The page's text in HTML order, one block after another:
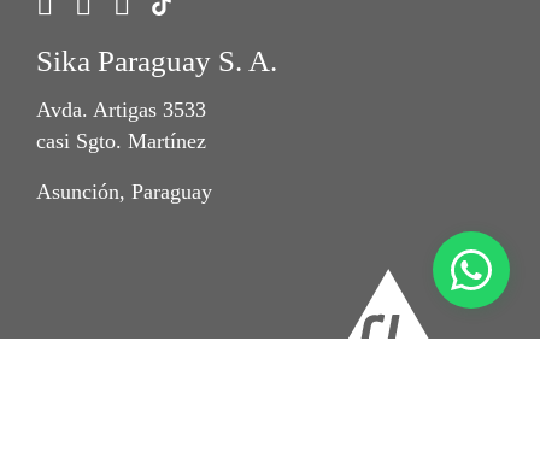
Sika Paraguay S. A.
Avda. Artigas 3533
casi Sgto. Martínez
Asunción, Paraguay